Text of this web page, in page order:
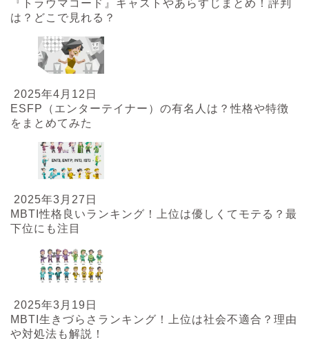
『トラウマコード』キャストやあらすじまとめ！評判
は？どこで見れる？
2025年4月12日
ESFP（エンターテイナー）の有名人は？性格や特徴
をまとめてみた
2025年3月27日
MBTI性格良いランキング！上位は優しくてモテる？最
下位にも注目
2025年3月19日
MBTI生きづらさランキング！上位は社会不適合？理由
や対処法も解説！